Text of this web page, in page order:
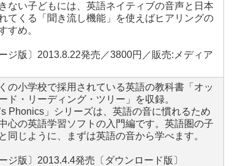
ない子どもには、英語ネイティブの音声と日本
てくる「聞き流し機能」を使えばヒアリングの
すめ。
ージ版〕2013.8.22発売／3800円／販売:メディア
の小学校で採用されている英語の教科書「オッ
ド・リーディング・ツリー」を収録。
Phonics」シリーズは、英語の音に慣れるため
心の英語学習ソフトの入門編です。英語圏の子
同じように、まずは英語の音から学べます。
ジ版〕2013.4.4発売〔ダウンロード版〕